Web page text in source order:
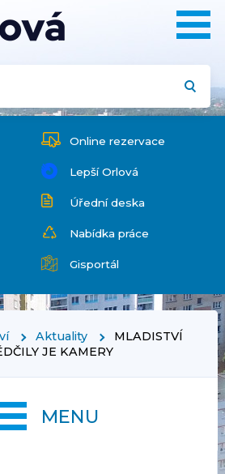
Online rezervace
Lepší Orlová
Úřední deska
Nabídka práce
Gisportál
Aktuality
MLADISTVÍ
JE KAMERY
MENU